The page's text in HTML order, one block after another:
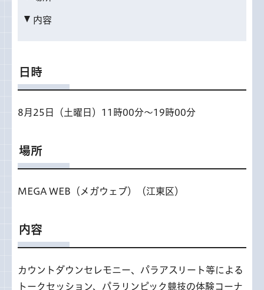
内容
日時
8月25日（土曜日）11時00分〜19時00分
場所
MEGA WEB（メガウェブ）（江東区）
内容
カウントダウンセレモニー、パラアスリート等による
トークセッション、パラリンピック競技の体験コーナ